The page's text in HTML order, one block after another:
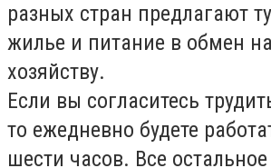
разных стран предлагают
жилье и питание в обмен
хозяйству.
Если вы согласитесь
то ежедневно будете
шести часов. Все